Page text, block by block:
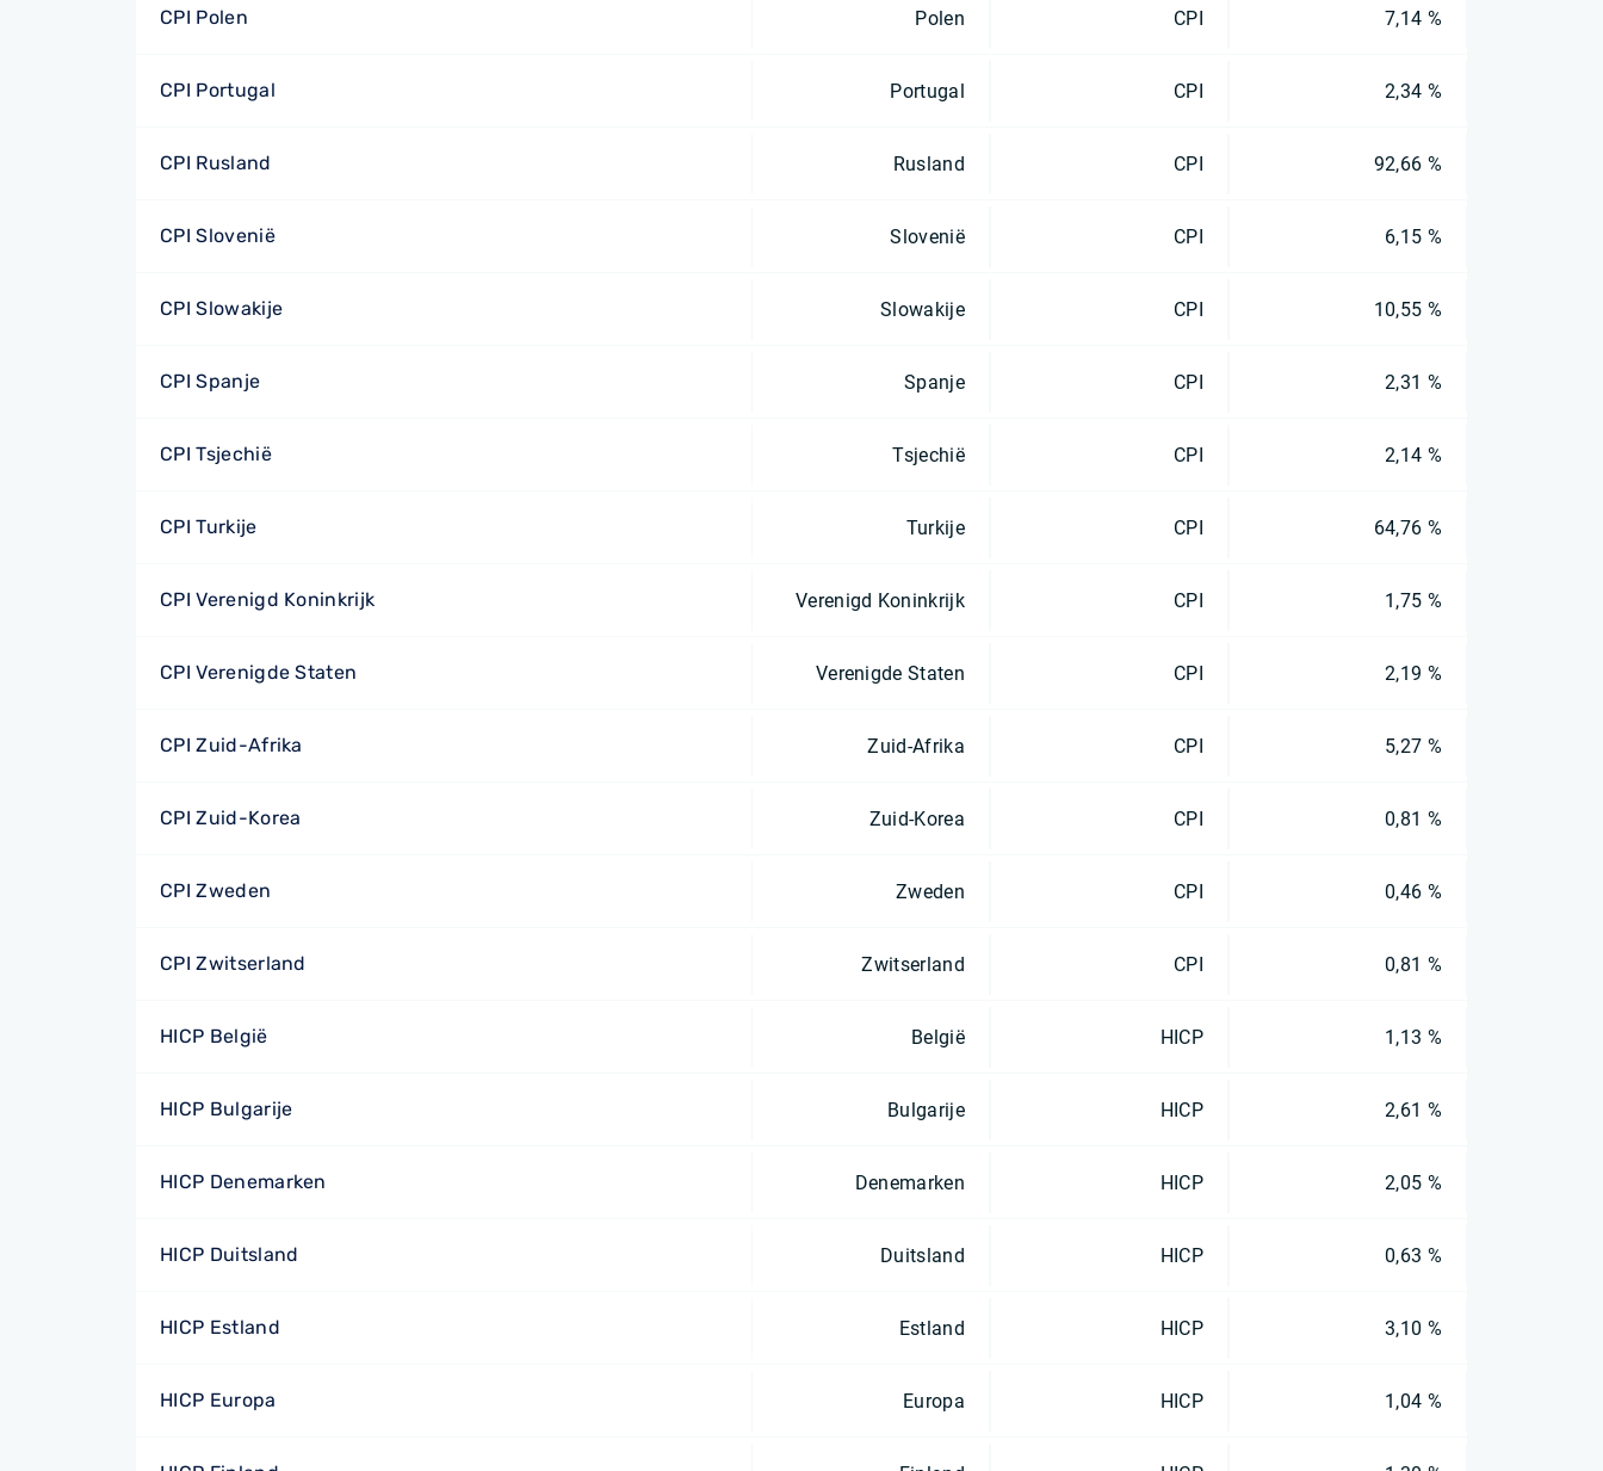
CPI Polen Polen CPI 7,14 %
CPI Portugal Portugal CPI 2,34 %
CPI Rusland Rusland CPI 92,66 %
CPI Slovenië Slovenië CPI 6,15 %
CPI Slowakije Slowakije CPI 10,55 %
CPI Spanje Spanje CPI 2,31 %
CPI Tsjechië Tsjechië CPI 2,14 %
CPI Turkije Turkije CPI 64,76 %
CPI Verenigd Koninkrijk Verenigd Koninkrijk CPI 1,75 %
CPI Verenigde Staten Verenigde Staten CPI 2,19 %
CPI Zuid-Afrika Zuid-Afrika CPI 5,27 %
CPI Zuid-Korea Zuid-Korea CPI 0,81 %
CPI Zweden Zweden CPI 0,46 %
CPI Zwitserland Zwitserland CPI 0,81 %
HICP België België HICP 1,13 %
HICP Bulgarije Bulgarije HICP 2,61 %
HICP Denemarken Denemarken HICP 2,05 %
HICP Duitsland Duitsland HICP 0,63 %
HICP Estland Estland HICP 3,10 %
HICP Europa Europa HICP 1,04 %